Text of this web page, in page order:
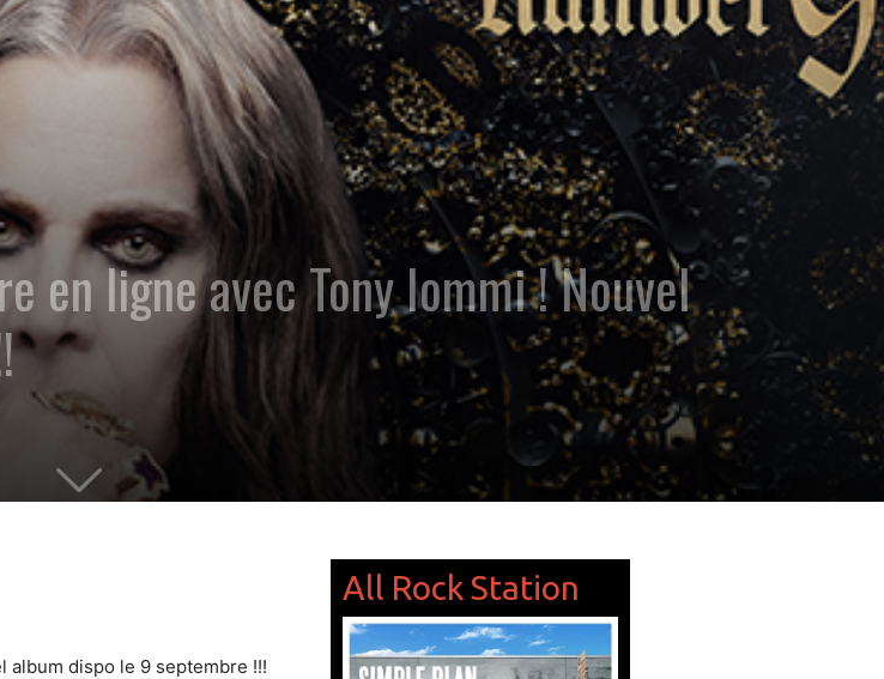
en ligne avec Tony Iommi ! Nouvel
album dispo le 9 septembre !!!